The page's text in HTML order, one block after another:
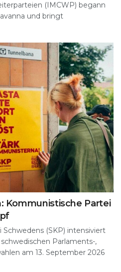
(IMCWP) begann
und bringt
Kommunistische Partei
(SKP) intensiviert
Parlaments-,
am 13. September 2026